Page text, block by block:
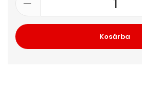
Kosárba